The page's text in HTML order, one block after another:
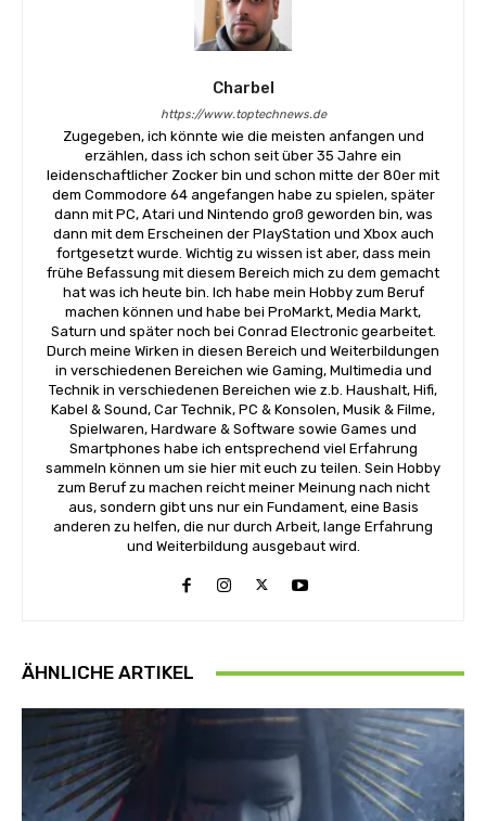
Charbel
https://www.toptechnews.de
Zugegeben, ich könnte wie die meisten anfangen und
erzählen, dass ich schon seit über 35 Jahre ein
leidenschaftlicher Zocker bin und schon mitte der 80er mit
dem Commodore 64 angefangen habe zu spielen, später
dann mit PC, Atari und Nintendo groß geworden bin, was
dann mit dem Erscheinen der PlayStation und Xbox auch
fortgesetzt wurde. Wichtig zu wissen ist aber, dass mein
frühe Befassung mit diesem Bereich mich zu dem gemacht
hat was ich heute bin. Ich habe mein Hobby zum Beruf
machen können und habe bei ProMarkt, Media Markt,
Saturn und später noch bei Conrad Electronic gearbeitet.
Durch meine Wirken in diesen Bereich und Weiterbildungen
in verschiedenen Bereichen wie Gaming, Multimedia und
Technik in verschiedenen Bereichen wie z.b. Haushalt, Hifi,
Kabel & Sound, Car Technik, PC & Konsolen, Musik & Filme,
Spielwaren, Hardware & Software sowie Games und
Smartphones habe ich entsprechend viel Erfahrung
sammeln können um sie hier mit euch zu teilen. Sein Hobby
zum Beruf zu machen reicht meiner Meinung nach nicht
aus, sondern gibt uns nur ein Fundament, eine Basis
anderen zu helfen, die nur durch Arbeit, lange Erfahrung
und Weiterbildung ausgebaut wird.
ÄHNLICHE ARTIKEL